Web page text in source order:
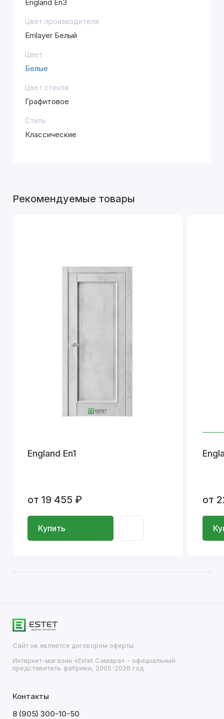
England En3
Цвет производителя
Emlayer Белый
Цвет
Белые
Цвет стекла
Графитовое
Стиль
Классические
Рекомендуемые товары
England En1
от 19 455 ₽
Купить
от
Сайт не является договором оферты.
Интернет-магазин «Estet Самара» - официальный
представитель фабрики, 2005-2026 год
Контакты
8 (905) 300-10-50